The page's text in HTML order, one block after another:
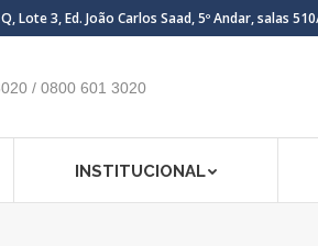
Lote 3, Ed. João Carlos Saad, 5º Andar, salas
/ 0800 601 3020
INSTITUCIONAL